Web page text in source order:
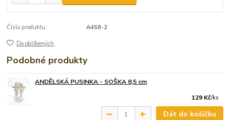
Číslo produktu: A458-2
Do oblíbených
Podobné produkty
ANDĚLSKÁ PUSINKA - SOŠKA 8,5 cm
129 Kč/ks
Dát do košíčku